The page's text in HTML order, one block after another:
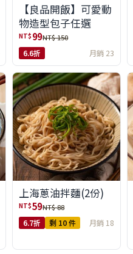
【良品開飯】可愛動
物造型包子任選
NT$ 99NT$ 150
6.6折 月銷 23
上海蔥油拌麵(2份)
NT$59NT$ 88
6.7折 剩 10 件 月銷 18